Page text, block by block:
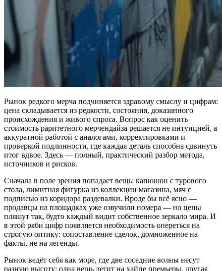
Рынок редкого мерча подчиняется здравому смыслу и цифрам:
цена складывается из редкости, состояния, доказанного
происхождения и живого спроса. Вопрос как оценить
стоимость раритетного мерчендайза решается не интуицией, а
аккуратной работой с аналогами, корректировками и
проверкой подлинности, где каждая деталь способна сдвинуть
итог вдвое. Здесь — полный, практический разбор метода,
источников и рисков.
Сначала в поле зрения попадает вещь: капюшон с турового
стола, лимитная фигурка из коллекции магазина, мяч с
подписью из коридора раздевалки. Вроде бы всё ясно —
продавцы на площадках уже озвучили номера — но цены
пляшут так, будто каждый видит собственное зеркало мира. И
в этой ряби цифр появляется необходимость опереться на
строгую оптику: сопоставление сделок, домноженное на
факты, не на легенды.
Рынок ведёт себя как море, где две соседние волны несут
разную высоту: одна вещь летит на хайпе премьеры, другая